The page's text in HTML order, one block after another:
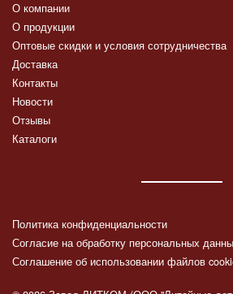
О компании
О продукции
Оптовые скидки и условия сотрудничества
Доставка
Контакты
Новости
Отзывы
Каталоги
Политика конфиденциальности
Согласие на обработку персональных
Соглашение об использовании файлов